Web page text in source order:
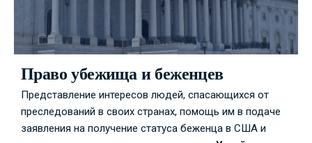
Право убежища и беженцев
Представление интересов людей, спасающихся от
преследований в своих странах, помощь им в подаче
заявления на получение статуса беженца в США и